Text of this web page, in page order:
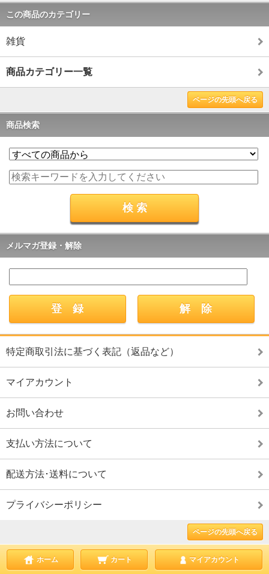
この商品のカテゴリー
雑貨
商品カテゴリー一覧
ページの先頭へ戻る
商品検索
メルマガ登録・解除
特定商取引法に基づく表記（返品など）
マイアカウント
お問い合わせ
支払い方法について
配送方法･送料について
プライバシーポリシー
ページの先頭へ戻る
ホーム カート マイアカウント